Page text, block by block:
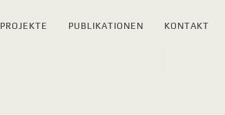
PROJEKTE PUBLIKATIONEN KONTAKT